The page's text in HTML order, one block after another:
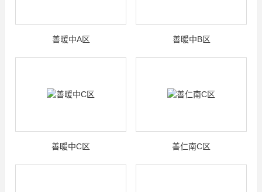
善暖中A区 善暖中B区
善暖中C区 善仁南C区